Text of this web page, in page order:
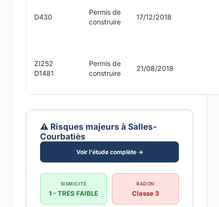
D430
Permis de
construire
17/12/2018
ZI252
D1481
Permis de
construire
21/08/2018
⚠️ Risques majeurs à Salles-
Courbatiès
Voir l'étude complète →
SISMICITÉ
1 - TRES FAIBLE
RADON
Classe 3